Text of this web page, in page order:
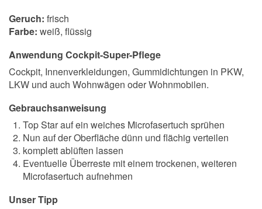
Geruch: frisch
Farbe: weiß, flüssig
Anwendung Cockpit-Super-Pflege
Cockpit, Innenverkleidungen, Gummidichtungen in PKW,
LKW und auch Wohnwägen oder Wohnmobilen.
Gebrauchsanweisung
Top Star auf ein weiches Microfasertuch sprühen
Nun auf der Oberfläche dünn und flächig verteilen
komplett ablüften lassen
Eventuelle Überreste mit einem trockenen, weiteren
Microfasertuch aufnehmen
Unser Tipp